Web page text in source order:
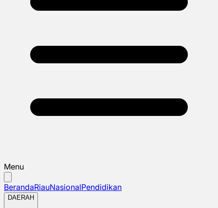
Menu
BerandaRiauNasionalPendidikan
DAERAH